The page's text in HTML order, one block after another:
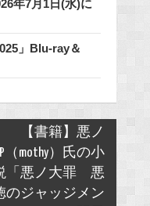
年7月1日(水)に
」Blu-ray＆
【書籍】悪ノ
P（mothy）氏の小
「悪ノ大罪 悪
のジャッジメン